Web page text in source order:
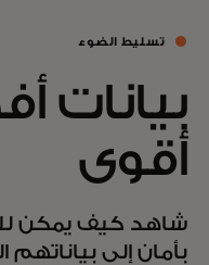
تسليط الضوء
بيانات
أقوى
شاهد كيف يمكن
بأمان إلى بياناتهم